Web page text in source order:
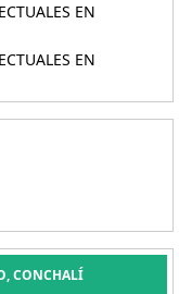
EN
EN
CONCHALÍ